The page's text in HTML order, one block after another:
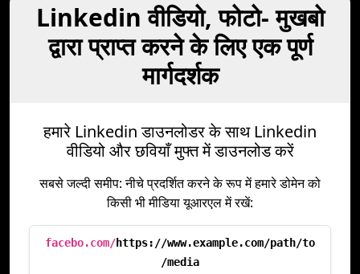
Linkedin वीडियो, फोटो- मुखबो
द्वारा प्राप्त करने के लिए एक पूर्ण
मार्गदर्शक
हमारे Linkedin डाउनलोडर के साथ Linkedin
वीडियो और छवियाँ मुफ्त में डाउनलोड करें
सबसे जल्दी समीप: नीचे प्रदर्शित करने के रूप में हमारे डोमेन को
किसी भी मीडिया यूआरएल में रखें:
facebo.com/https://www.example.com/path/to
/media